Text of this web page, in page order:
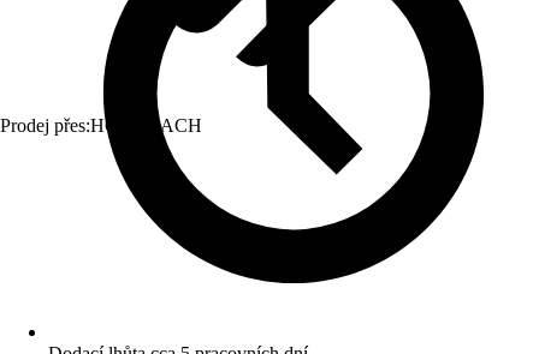
Prodej přes:HORNBACH